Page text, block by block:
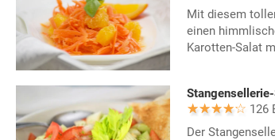
Mit diesem
einen
Karotten-Salat
126
Der